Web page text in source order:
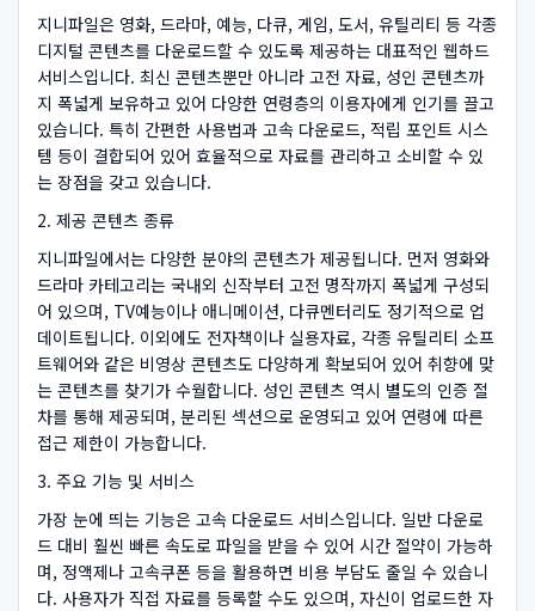
지니파일은 영화, 드라마, 예능, 다큐, 게임, 도서, 유틸리티 등 각종
디지털 콘텐츠를 다운로드할 수 있도록 제공하는 대표적인 웹하드
서비스입니다. 최신 콘텐츠뿐만 아니라 고전 자료, 성인 콘텐츠까
지 폭넓게 보유하고 있어 다양한 연령층의 이용자에게 인기를 끌고
있습니다. 특히 간편한 사용법과 고속 다운로드, 적립 포인트 시스
템 등이 결합되어 있어 효율적으로 자료를 관리하고 소비할 수 있
는 장점을 갖고 있습니다.
2. 제공 콘텐츠 종류
지니파일에서는 다양한 분야의 콘텐츠가 제공됩니다. 먼저 영화와
드라마 카테고리는 국내외 신작부터 고전 명작까지 폭넓게 구성되
어 있으며, TV예능이나 애니메이션, 다큐멘터리도 정기적으로 업
데이트됩니다. 이외에도 전자책이나 실용자료, 각종 유틸리티 소프
트웨어와 같은 비영상 콘텐츠도 다양하게 확보되어 있어 취향에 맞
는 콘텐츠를 찾기가 수월합니다. 성인 콘텐츠 역시 별도의 인증 절
차를 통해 제공되며, 분리된 섹션으로 운영되고 있어 연령에 따른
접근 제한이 가능합니다.
3. 주요 기능 및 서비스
가장 눈에 띄는 기능은 고속 다운로드 서비스입니다. 일반 다운로
드 대비 훨씬 빠른 속도로 파일을 받을 수 있어 시간 절약이 가능하
며, 정액제나 고속쿠폰 등을 활용하면 비용 부담도 줄일 수 있습니
다. 사용자가 직접 자료를 등록할 수도 있으며, 자신이 업로드한 자